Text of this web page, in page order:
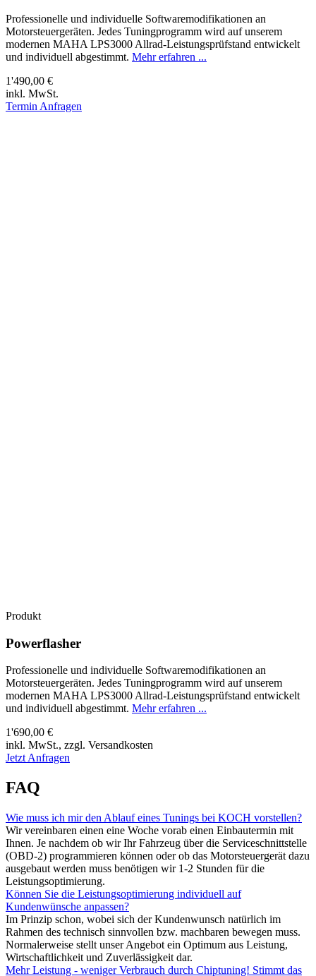
Professionelle und individuelle Softwaremodifikationen an
Motorsteuergeräten. Jedes Tuningprogramm wird auf unserem
modernen MAHA LPS3000 Allrad-Leistungsprüfstand entwickelt
und individuell abgestimmt. Mehr erfahren ...
1'490,00 €
inkl. MwSt.
Termin Anfragen
Produkt
Powerflasher
Professionelle und individuelle Softwaremodifikationen an
Motorsteuergeräten. Jedes Tuningprogramm wird auf unserem
modernen MAHA LPS3000 Allrad-Leistungsprüfstand entwickelt
und individuell abgestimmt. Mehr erfahren ...
1'690,00 €
inkl. MwSt., zzgl. Versandkosten
Jetzt Anfragen
FAQ
Wie muss ich mir den Ablauf eines Tunings bei KOCH vorstellen?
Wir vereinbaren einen eine Woche vorab einen Einbautermin mit
Ihnen. Je nachdem ob wir Ihr Fahrzeug über die Serviceschnittstelle
(OBD-2) programmieren können oder ob das Motorsteuergerät dazu
ausgebaut werden muss benötigen wir 1-2 Stunden für die
Leistungsoptimierung.
Können Sie die Leistungsoptimierung individuell auf
Kundenwünsche anpassen?
Im Prinzip schon, wobei sich der Kundenwunsch natürlich im
Rahmen des technisch sinnvollen bzw. machbaren bewegen muss.
Normalerweise stellt unser Angebot ein Optimum aus Leistung,
Wirtschaftlichkeit und Zuverlässigkeit dar.
Mehr Leistung - weniger Verbrauch durch Chiptuning! Stimmt das